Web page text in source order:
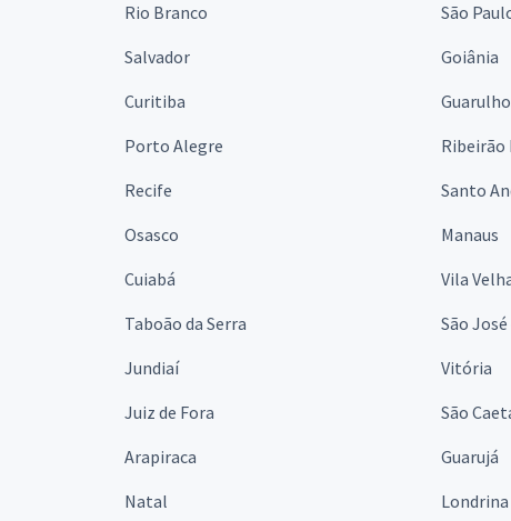
Rio Branco São
Salvador
Goiânia
Curitiba
Porto Alegre
Ribeirão
Recife
Santo
Osasco
Manaus
Cuiabá
Vila
Taboão da Serra
São
Jundiaí
Vitória
Juiz de Fora
São
Arapiraca
Guarujá
Natal
Londrina